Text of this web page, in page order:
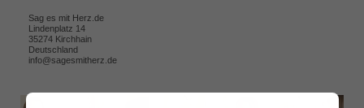
Sag es mit Herz.de
Lindenplatz 14
35274 Kirchhain
Deutschland
info@sagesmitherz.de